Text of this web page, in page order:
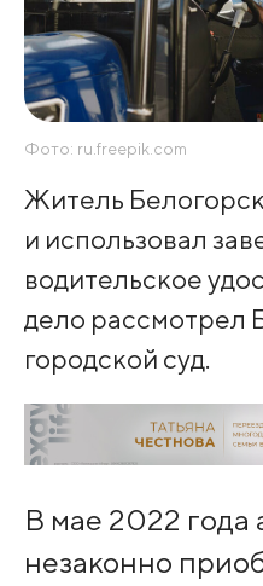
Фото: ru.freepik.com
Житель
и использовал
водительское
дело рассмотрел
городской суд.
В мае 2022
незаконно